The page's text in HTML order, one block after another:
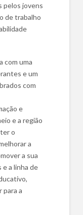
pelos jovens
de trabalho
com uma
e um
com
e
e a região
o
a
a sua
e a linha de
para a